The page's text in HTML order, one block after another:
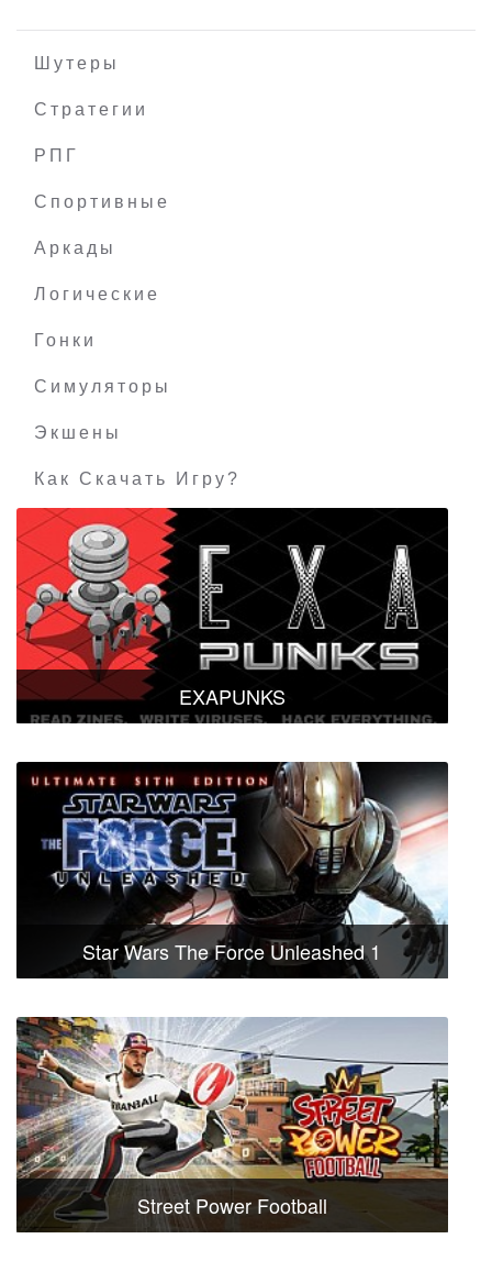
Шутеры
Стратегии
РПГ
Спортивные
Аркады
Логические
Гонки
Симуляторы
Экшены
Как Скачать Игру?
EXAPUNKS
Star Wars The Force Unleashed 1
Street Power Football